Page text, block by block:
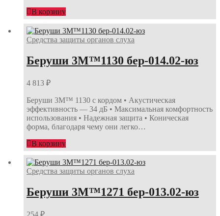
В корзину
Средства защиты органов слуха
Беруши 3М™1130 бер-014.02-юз
4 813 ₽
Беруши 3М™ 1130 с кордом • Акустическая
эффективность — 34 дБ • Максимальная комфортность
использования • Надежная защита • Коническая
форма, благодаря чему они легко…
В корзину
Средства защиты органов слуха
Беруши 3М™1271 бер-013.02-юз
254 ₽